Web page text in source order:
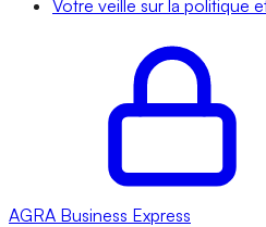
Votre veille sur la politique
AGRA Business Express